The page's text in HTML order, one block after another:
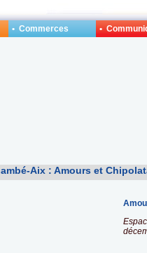
Aix : Amours et
• Commerces
•